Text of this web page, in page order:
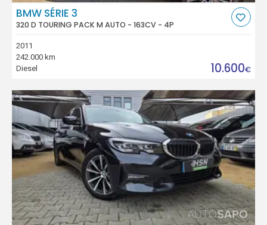
BMW SÉRIE 3
320 D TOURING PACK M AUTO - 163CV - 4P
2011
242.000 km
Diesel
10.600€